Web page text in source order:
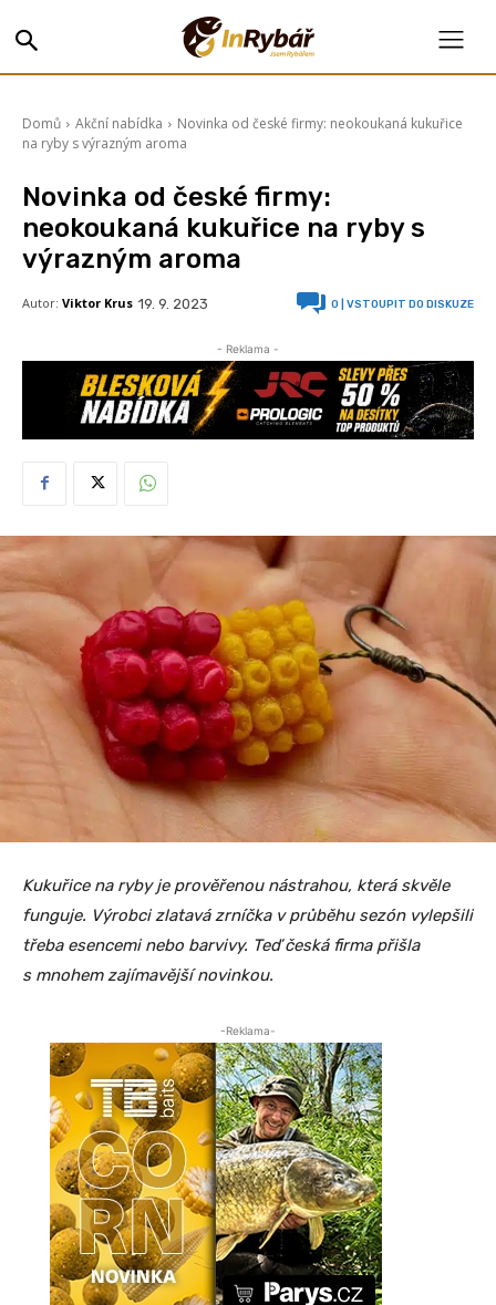
Domů Akční nabídka
Novinka od české firmy: neokoukaná kukuřice
na ryby s výrazným aroma
Novinka od české firmy:
neokoukaná kukuřice na ryby s
výrazným aroma
Autor: Viktor Krus 19. 9. 2023 0 | VSTOUPIT DO DISKUZE
- Reklama -
Kukuřice na ryby je prověřenou nástrahou, která skvěle
funguje. Výrobci zlatavá zrníčka v průběhu sezón vylepšili
třeba esencemi nebo barvivy. Teď česká firma přišla
s mnohem zajímavější novinkou.
-Reklama-